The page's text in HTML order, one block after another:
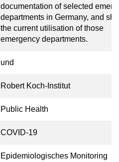
documentation of selected
departments in Germany, and
the current utilisation of those
emergency departments.
und
Robert Koch-Institut
Public Health
COVID-19
Epidemiologisches Monitoring